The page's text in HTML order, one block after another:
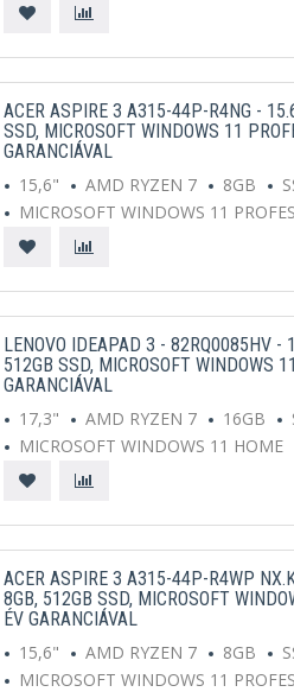
ACER ASPIRE 3 A315-44P-R4NG -
SSD, MICROSOFT WINDOWS 11
GARANCIÁVAL
15,6"
AMD RYZEN 7 8GB
MICROSOFT WINDOWS 11
LENOVO IDEAPAD 3 - 82RQ0085HV -
512GB SSD, MICROSOFT WINDOWS
GARANCIÁVAL
17,3"
AMD RYZEN 7 16GB
MICROSOFT WINDOWS 11 HOME
ACER ASPIRE 3 A315-44P-R4WP
8GB, 512GB SSD, MICROSOFT
ÉV GARANCIÁVAL
15,6"
AMD RYZEN 7 8GB
MICROSOFT WINDOWS 11